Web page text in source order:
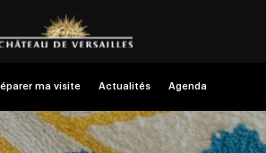
ma visite Actualités Agenda